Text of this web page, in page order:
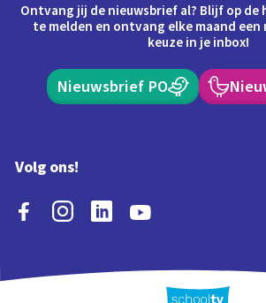
Ontvang jij de nieuwsbrief al? Blijf op de
te melden en ontvang elke maand
keuze in je inbox!
Nieuwsbrief PO
Volg ons!